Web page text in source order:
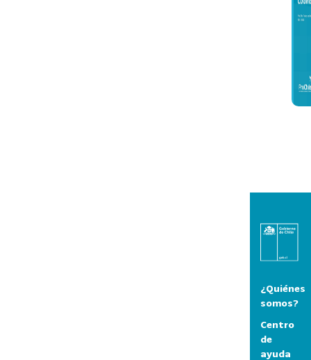
¿Quiénes
somos?
Centro
de
ayuda